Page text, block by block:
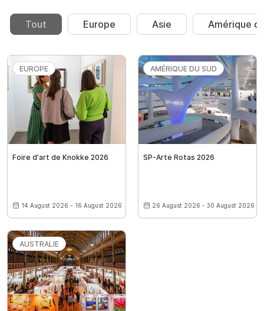
Tout Europe Asie Amérique
EUROPE
Foire d'art de Knokke 2026
14 August 2026 - 16 August 2026
AMÉRIQUE DU SUD
SP-Arte Rotas 2026
26 August 2026 - 30 August 2026
AUSTRALIE